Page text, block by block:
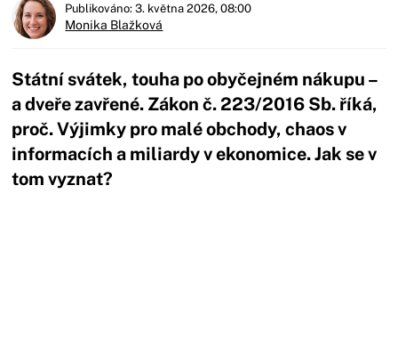
Publikováno: 3. května 2026, 08:00
Monika Blažková
Státní svátek, touha po obyčejném nákupu –
a dveře zavřené. Zákon č. 223/2016 Sb. říká,
proč. Výjimky pro malé obchody, chaos v
informacích a miliardy v ekonomice. Jak se v
tom vyznat?